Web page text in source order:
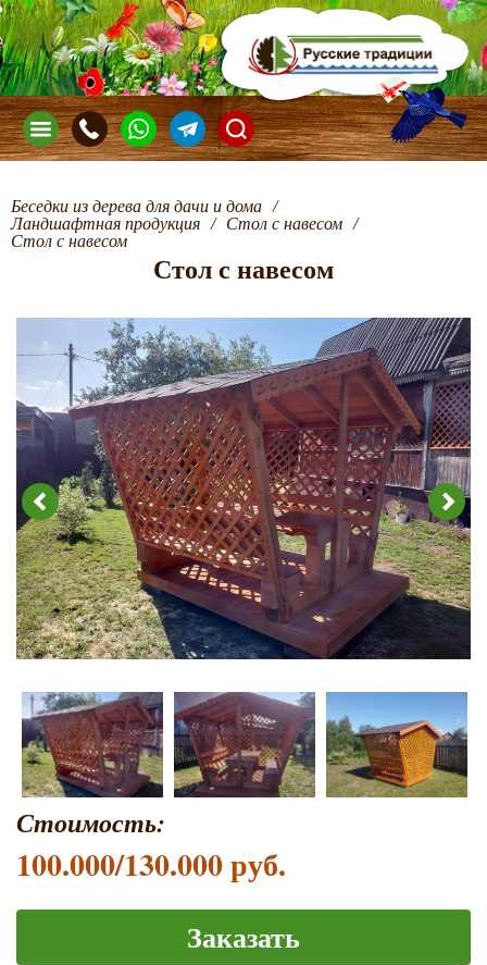
Беседки из дерева для дачи и дома /
Ландшафтная продукция / Стол с навесом /
Стол с навесом
Стол с навесом
Стоимость:
100.000/130.000 руб.
Заказать